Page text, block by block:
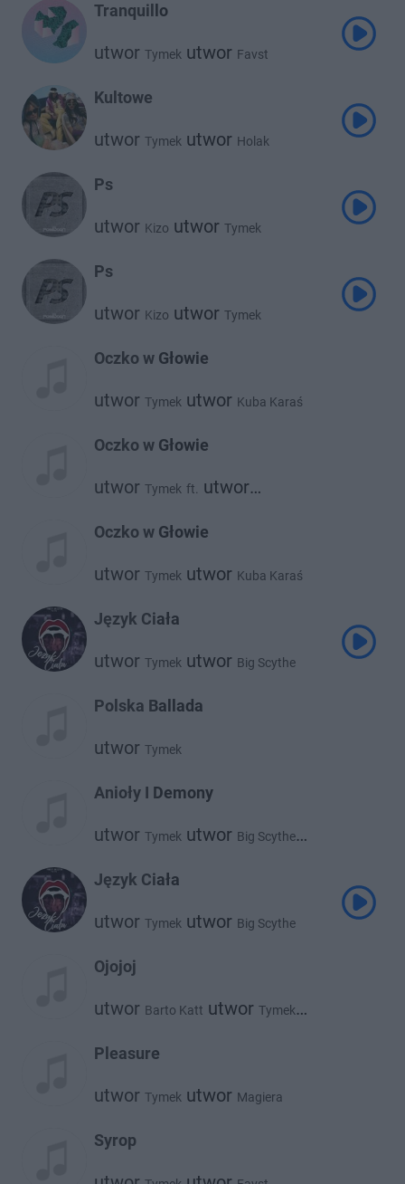
Tranquillo
utwor Tymek utwor Favst
Kultowe
utwor Tymek utwor Holak
Ps
utwor Kizo utwor Tymek
Ps
utwor Kizo utwor Tymek
Oczko w Głowie
utwor Tymek utwor Kuba Karaś
Oczko w Głowie
utwor Tymek ft. utwor
Oczko w Głowie
utwor Tymek utwor Kuba Karaś
Język Ciała
utwor Tymek utwor Big Scythe
Polska Ballada
utwor Tymek
Anioły I Demony
utwor Tymek utwor Big Scythe
Język Ciała
utwor Tymek utwor Big Scythe
Ojojoj
utwor Barto Katt utwor Tymek
Pleasure
utwor Tymek utwor Magiera
Syrop